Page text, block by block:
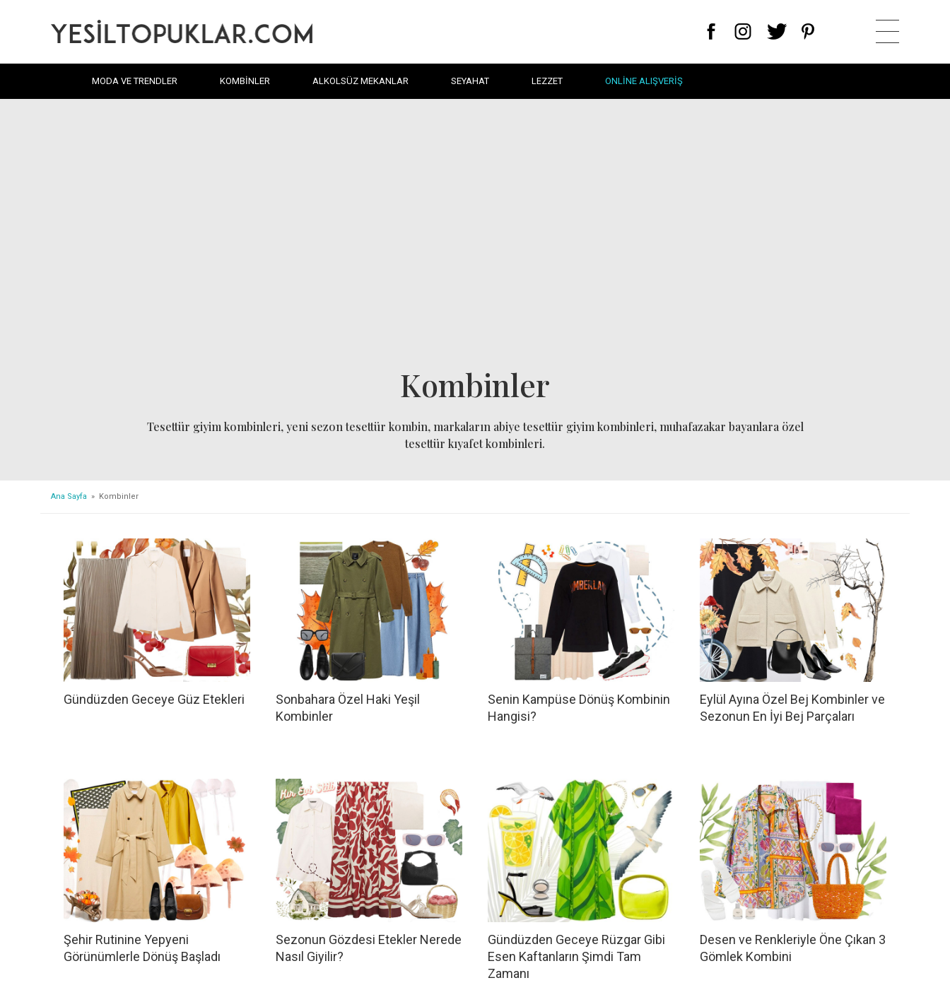
MODA VE TRENDLER KOMBINLER ALKOLSÜZ MEKANLAR SEYAHAT LEZZET ONLINE ALIŞVERIŞ
Kombinler
Tesettür giyim kombinleri, yeni sezon tesettür kombin, markaların abiye tesettür giyim kombinleri, muhafazakar bayanlara özel
tesettür kıyafet kombinleri.
Ana Sayfa » Kombinler
Gündüzden Geceye Güz Etekleri
Sonbahara Özel Haki Yeşil
Kombinler
Senin Kampüse Dönüş Kombinin
Hangisi?
Eylül Ayına Özel Bej Kombinler ve
Sezonun En İyi Bej Parçaları
Şehir Rutinine Yepyeni
Görünümlerle Dönüş Başladı
Sezonun Gözdesi Etekler Nerede
Nasıl Giyilir?
Gündüzden Geceye Rüzgar Gibi
Esen Kaftanların Şimdi Tam
Zamanı
Desen ve Renkleriyle Öne Çıkan 3
Gömlek Kombini